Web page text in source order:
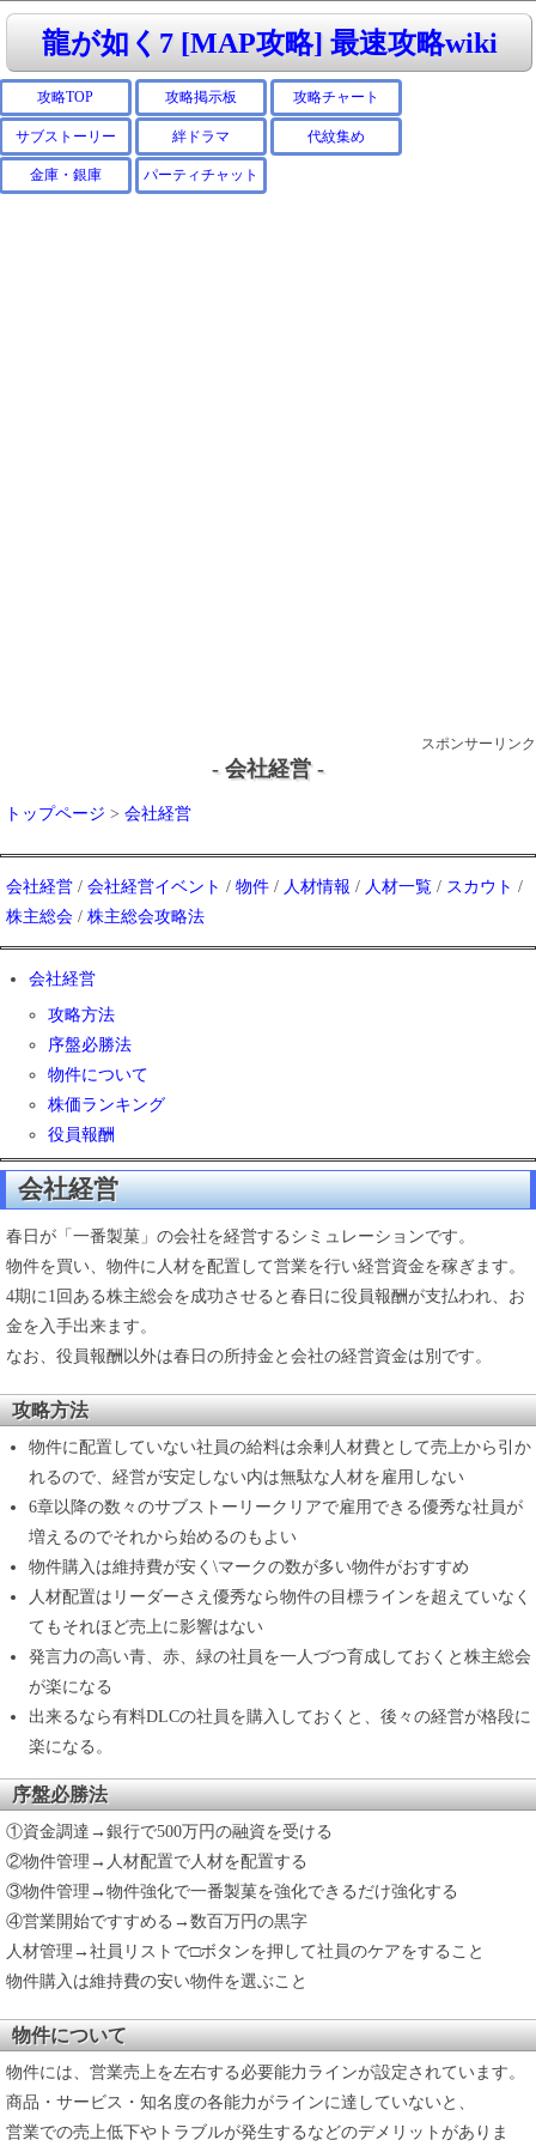
龍が如く7 [MAP攻略] 最速攻略wiki
攻略TOP 攻略掲示板 攻略チャート
サブストーリー 絆ドラマ 代紋集め
金庫・銀庫 パーティチャット
スポンサーリンク
- 会社経営 -
トップページ > 会社経営
会社経営 / 会社経営イベント / 物件 / 人材情報 / 人材一覧 / スカウト /
株主総会 / 株主総会攻略法
会社経営
攻略方法
序盤必勝法
物件について
株価ランキング
役員報酬
会社経営
春日が「一番製菓」の会社を経営するシミュレーションです。
物件を買い、物件に人材を配置して営業を行い経営資金を稼ぎます。
4期に1回ある株主総会を成功させると春日に役員報酬が支払われ、お
金を入手出来ます。
なお、役員報酬以外は春日の所持金と会社の経営資金は別です。
攻略方法
物件に配置していない社員の給料は余剰人材費として売上から引か
れるので、経営が安定しない内は無駄な人材を雇用しない
6章以降の数々のサブストーリークリアで雇用できる優秀な社員が
増えるのでそれから始めるのもよい
物件購入は維持費が安く\マークの数が多い物件がおすすめ
人材配置はリーダーさえ優秀なら物件の目標ラインを超えていなく
てもそれほど売上に影響はない
発言力の高い青、赤、緑の社員を一人づつ育成しておくと株主総会
が楽になる
出来るなら有料DLCの社員を購入しておくと、後々の経営が格段に
楽になる。
序盤必勝法
①資金調達→銀行で500万円の融資を受ける
②物件管理→人材配置で人材を配置する
③物件管理→物件強化で一番製菓を強化できるだけ強化する
④営業開始ですすめる→数百万円の黒字
人材管理→社員リストで□ボタンを押して社員のケアをすること
物件購入は維持費の安い物件を選ぶこと
物件について
物件には、営業売上を左右する必要能力ラインが設定されています。
商品・サービス・知名度の各能力がラインに達していないと、
営業での売上低下やトラブルが発生するなどのデメリットがありま